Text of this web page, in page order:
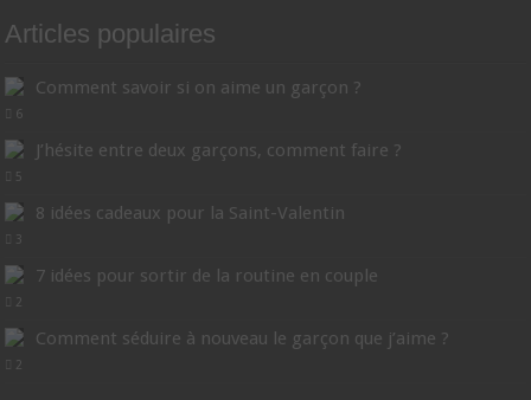
Articles populaires
Comment savoir si on aime un garçon ?
6
J’hésite entre deux garçons, comment faire ?
5
8 idées cadeaux pour la Saint-Valentin
3
7 idées pour sortir de la routine en couple
2
Comment séduire à nouveau le garçon que j’aime ?
2